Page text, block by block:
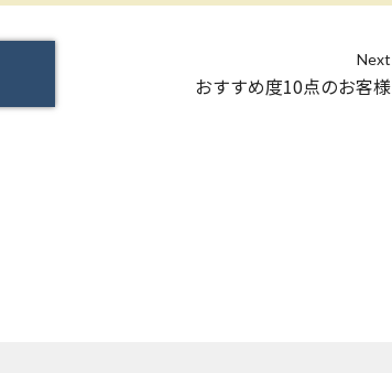
Next
おすすめ度10点のお客様